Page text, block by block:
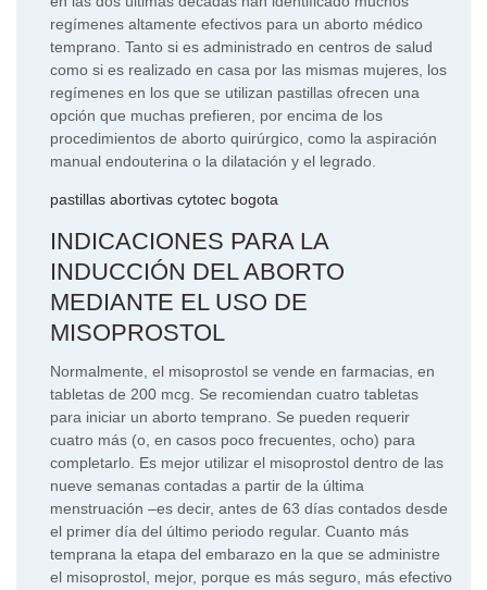
regímenes altamente efectivos para un aborto médico
temprano. Tanto si es administrado en centros de salud
como si es realizado en casa por las mismas mujeres, los
regímenes en los que se utilizan pastillas ofrecen una
opción que muchas prefieren, por encima de los
procedimientos de aborto quirúrgico, como la aspiración
manual endouterina o la dilatación y el legrado.
pastillas abortivas cytotec bogota
INDICACIONES PARA LA
INDUCCIÓN DEL ABORTO
MEDIANTE EL USO DE
MISOPROSTOL
Normalmente, el misoprostol se vende en farmacias, en
tabletas de 200 mcg. Se recomiendan cuatro tabletas
para iniciar un aborto temprano. Se pueden requerir
cuatro más (o, en casos poco frecuentes, ocho) para
completarlo. Es mejor utilizar el misoprostol dentro de las
nueve semanas contadas a partir de la última
menstruación –es decir, antes de 63 días contados desde
el primer día del último periodo regular. Cuanto más
temprana la etapa del embarazo en la que se administre
el misoprostol, mejor, porque es más seguro, más efectivo